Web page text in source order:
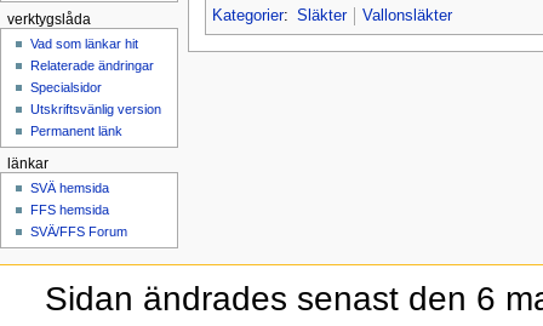
Kategorier: Släkter Vallonsläkter
verktygslåda
Vad som länkar hit
Relaterade ändringar
Specialsidor
Utskriftsvänlig version
Permanent länk
länkar
SVÄ hemsida
FFS hemsida
SVÄ/FFS Forum
Sidan ändrades senast den 6